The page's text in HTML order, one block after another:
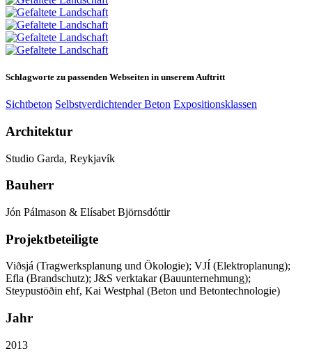
Schlagworte zu passenden Webseiten in unserem Auftritt
Sichtbeton Selbstverdichtender Beton Expositionsklassen
Architektur
Studio Garda, Reykjavík
Bauherr
Jón Pálmason & Elísabet Björnsdóttir
Projektbeteiligte
Viðsjá (Tragwerksplanung und Ökologie); VJÍ (Elektroplanung);
Efla (Brandschutz); J&S verktakar (Bauunternehmung);
Steypustöðin ehf, Kai Westphal (Beton und Betontechnologie)
Jahr
2013